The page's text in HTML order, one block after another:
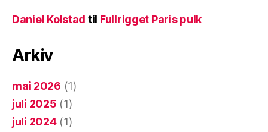
Daniel Kolstad til Fullrigget Paris pulk
Arkiv
mai 2026 (1)
juli 2025 (1)
juli 2024(1)